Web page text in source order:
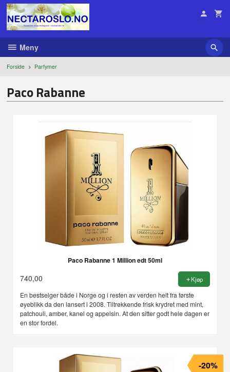
Gå
innholdet
Meny
Forside Parfymer
Paco Rabanne
Paco Rabanne 1 Million edt 50ml
740,00 Kjøp
En bestselger både i Norge og i resten av verden helt fra første
øyeblikk da den lansert i 2008. Tiltrekkende frisk krydret med mint,
patchouli, amber, kanel og appelsin. At den sitter godt hele dagen er
en stor fordel.
-20%